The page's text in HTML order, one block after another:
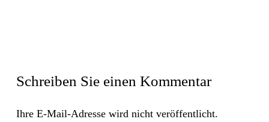
Schreiben Sie einen Kommentar
Ihre E-Mail-Adresse wird nicht veröffentlicht.